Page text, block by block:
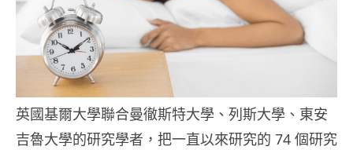
英國基爾大學聯合曼徹斯特大學、列斯大學、東安
吉魯大學的研究學者，把一直以來研究的 74 個研究